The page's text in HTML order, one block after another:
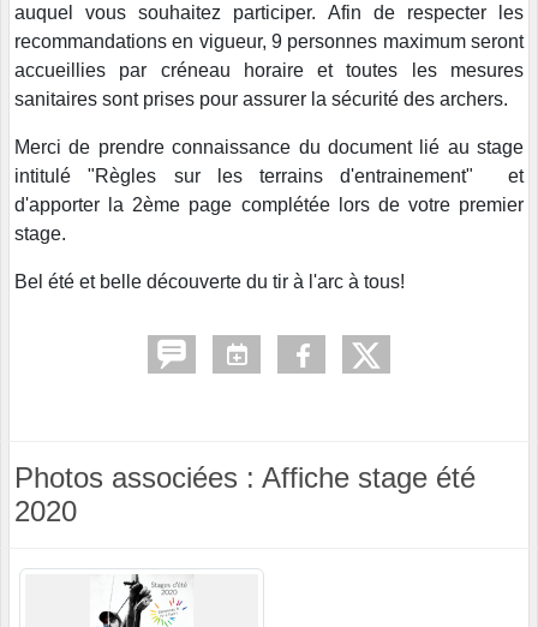
auquel vous souhaitez participer. Afin de respecter les
recommandations en vigueur, 9 personnes maximum seront
accueillies par créneau horaire et toutes les mesures
sanitaires sont prises pour assurer la sécurité des archers.
Merci de prendre connaissance du document lié au stage
intitulé "Règles sur les terrains d'entrainement" et
d'apporter la 2ème page complétée lors de votre premier
stage.
Bel été et belle découverte du tir à l'arc à tous!
Photos associées : Affiche stage été
2020